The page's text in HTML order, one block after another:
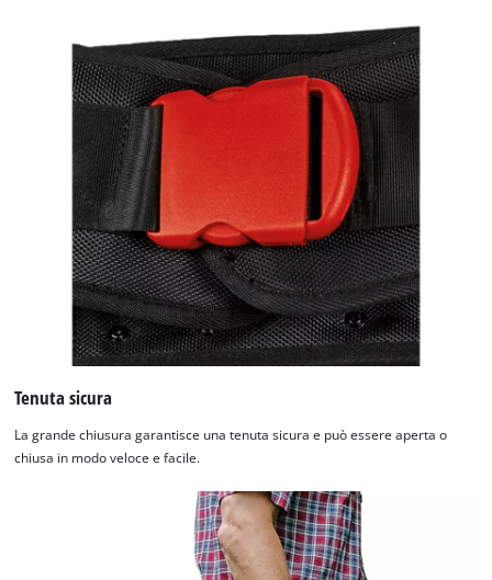
Tenuta sicura
La grande chiusura garantisce una tenuta sicura e può essere aperta o
chiusa in modo veloce e facile.